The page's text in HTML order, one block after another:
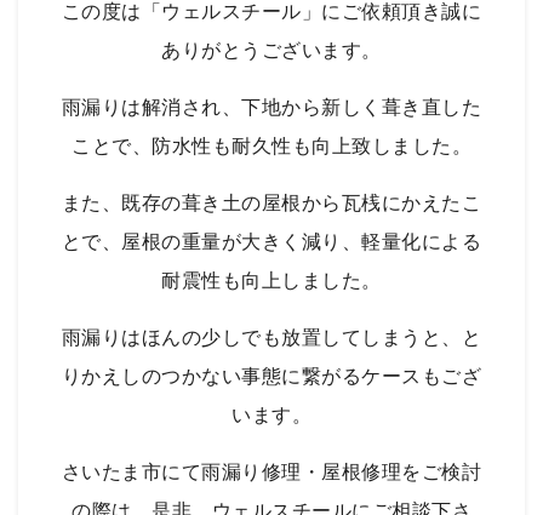
この度は「ウェルスチール」にご依頼頂き誠に
ありがとうございます。
雨漏りは解消され、下地から新しく葺き直した
ことで、防水性も耐久性も向上致しました。
また、既存の葺き土の屋根から瓦桟にかえたこ
とで、屋根の重量が大きく減り、軽量化による
耐震性も向上しました。
雨漏りはほんの少しでも放置してしまうと、と
りかえしのつかない事態に繋がるケースもござ
います。
さいたま市にて雨漏り修理・屋根修理をご検討
の際は、是非、ウェルスチールにご相談下さ